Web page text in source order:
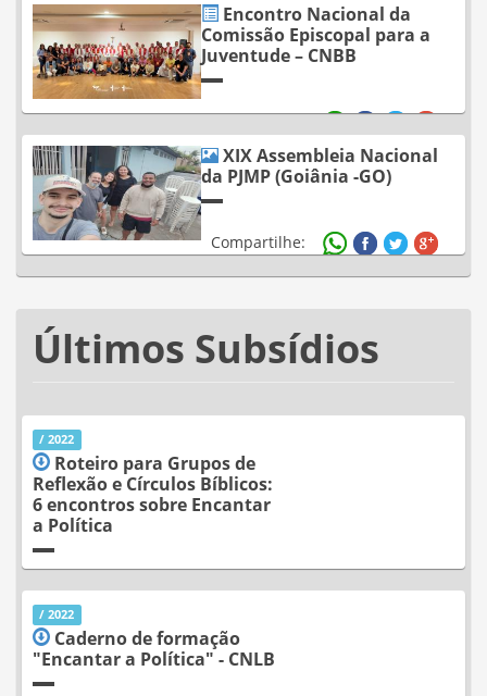
Encontro Nacional da
Comissão Episcopal para a
Juventude – CNBB
Compartilhe:
XIX Assembleia Nacional
da PJMP (Goiânia -GO)
Compartilhe:
Últimos Subsídios
/ 2022
Roteiro para Grupos de
Reflexão e Círculos Bíblicos:
6 encontros sobre Encantar
a Política
/ 2022
Caderno de formação
"Encantar a Política" - CNLB